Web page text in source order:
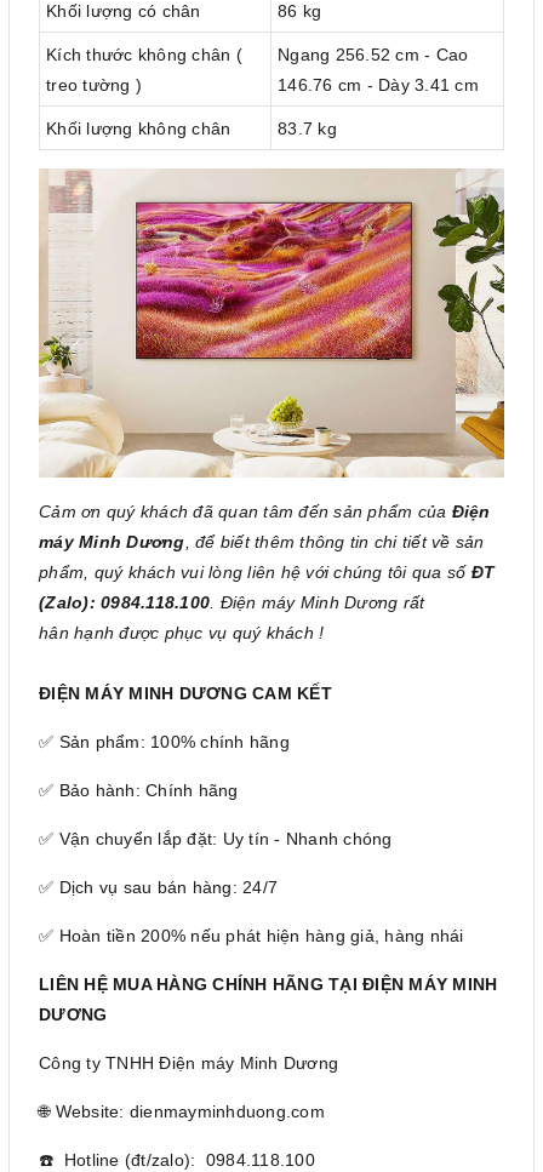
Khối lượng có chân 86 kg
Kích thước không chân (
treo tường )
Ngang 256.52 cm - Cao
146.76 cm - Dày 3.41 cm
Khối lượng không chân 83.7 kg
Cảm ơn quý khách đã quan tâm đến sản phẩm của Điện
máy Minh Dương, để biết thêm thông tin chi tiết về sản
phẩm, quý khách vui lòng liên hệ với chúng tôi qua số ĐT
(Zalo): 0984.118.100. Điện máy Minh Dương rất
hân hạnh được phục vụ quý khách !
ĐIỆN MÁY MINH DƯƠNG CAM KẾT
✅ Sản phẩm: 100% chính hãng
✅ Bảo hành: Chính hãng
✅ Vận chuyển lắp đặt: Uy tín - Nhanh chóng
✅ Dịch vụ sau bán hàng: 24/7
✅ Hoàn tiền 200% nếu phát hiện hàng giả, hàng nhái
LIÊN HỆ MUA HÀNG CHÍNH HÃNG TẠI ĐIỆN MÁY MINH
DƯƠNG
Công ty TNHH Điện máy Minh Dương
🌐 Website: dienmayminhduong.com
☎️ Hotline (đt/zalo): 0984.118.100